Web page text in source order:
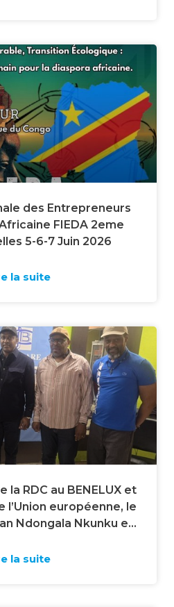
des Entrepreneurs
FIEDA 2eme
5-6-7 Juin 2026
la suite
la RDC au BENELUX et
l’Union européenne, le
Ndongala Nkunku est
à Bruxelles.
la suite